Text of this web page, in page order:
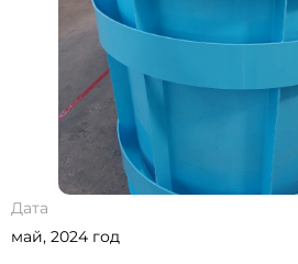
Дата
май, 2024 год